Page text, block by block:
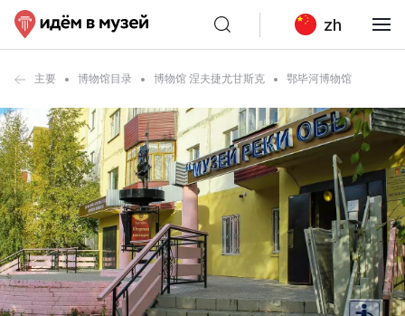
zh
主要 博物馆目录 博物馆 涅夫捷尤甘斯克 鄂毕河博物馆